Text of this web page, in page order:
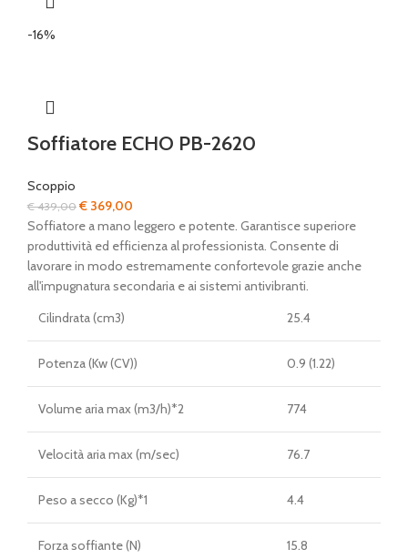
-16%
Soffiatore ECHO PB-2620
Scoppio
€439,00Il
prezzo
originale
era:
€ 439,00.
€ 369,00
prezzo
attuale
è:
€ 369,00.
Soffiatore a mano leggero e potente. Garantisce superiore
produttività ed efficienza al professionista. Consente di
lavorare in modo estremamente confortevole grazie anche
all'impugnatura secondaria e ai sistemi antivibranti.
Cilindrata (cm3)
25.4
Potenza (Kw (CV)) 0.9 (1.22)
Volume aria max (m3/h)*2 774
Velocità aria max (m/sec) 76.7
Peso a secco (Kg)*1 4.4
Forza soffiante (N) 15.8